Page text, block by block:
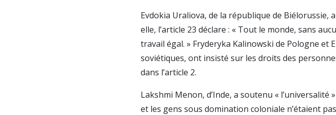
Evdokia Uraliova, de la république de Biélorussie,
elle, l’article 23 déclare : « Tout le monde, sans
travail égal. » Fryderyka Kalinowski de Pologne et
soviétiques, ont insisté sur les droits des
dans l’article 2.
Lakshmi Menon, d’Inde, a soutenu « l’universalité
et les gens sous domination coloniale n’étaient